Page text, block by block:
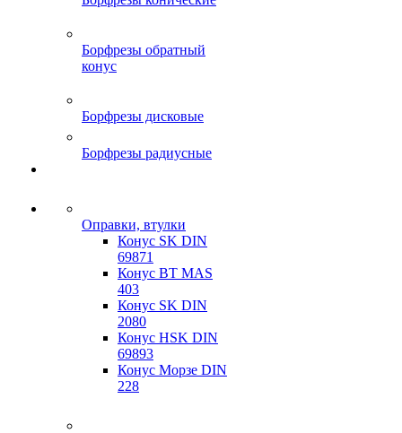
Борфрезы обратный
конус
Борфрезы дисковые
Борфрезы радиусные
Оправки, втулки
Конус SK DIN
69871
Конус BT MAS
403
Конус SK DIN
2080
Конус HSK DIN
69893
Конус Морзе DIN
228